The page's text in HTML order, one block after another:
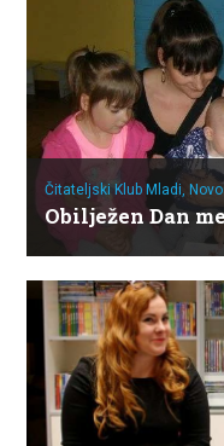
Čitateljski Klub Mladi,
Obilježen Dan